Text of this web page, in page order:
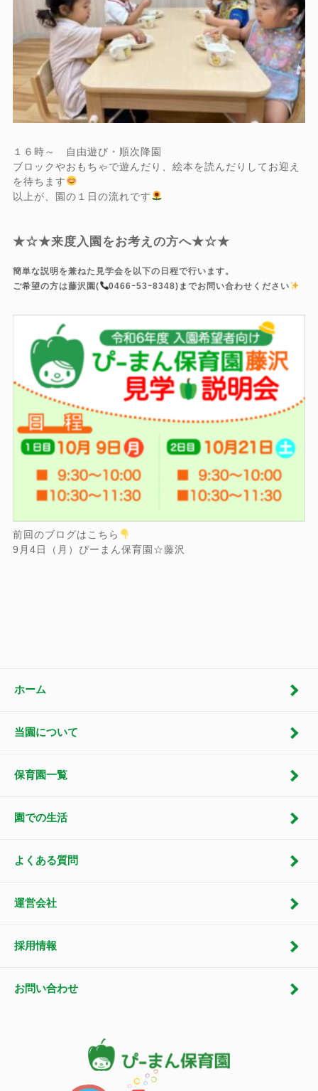
１６時～ 自由遊び・順次降園
ブロックやおもちゃで遊んだり、絵本を読んだりしてお迎え
を待ちます
以上が、園の１日の流れです
★☆★来度入園をお考えの方へ★☆★
簡単な説明を兼ねた見学会を以下の日程で行います。
ご希望の方は藤沢園(
0466ｰ53ｰ8348)までお問い合わせください
前回のブログはこちら
9月4日（月）ぴーまん保育園☆藤沢
ホーム
当園について
保育園一覧
園での生活
よくある質問
運営会社
採用情報
お問い合わせ